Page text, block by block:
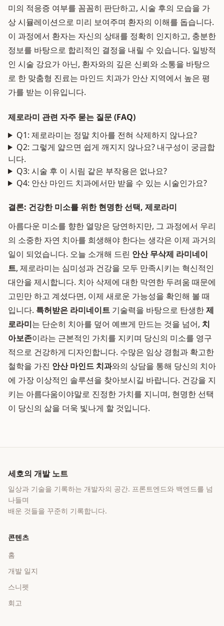
미의 적응증 여부를 꼼꼼히 판단하고, 시술 후의 모습을 가
상 시뮬레이션으로 미리 보여주며 환자의 이해를 돕습니다.
이 과정에서 환자는 자신의 상태를 정확히 인지하고, 충분한
정보를 바탕으로 합리적인 결정을 내릴 수 있습니다. 일방적
인 시술 강요가 아닌, 환자와의 깊은 신뢰와 소통을 바탕으
로 한 맞춤형 진료는 마인드 치과가 안산 지역에서 높은 평
가를 받는 이유입니다.
제로라미 관련 자주 묻는 질문 (FAQ)
Q1: 제로라미는 정말 치아를 전혀 삭제하지 않나요?
Q2: 그렇게 얇으면 쉽게 깨지지 않나요? 내구성이 궁금합
니다.
Q3: 시술 후 이 시림 같은 부작용은 없나요?
Q4: 안산 마인드 치과에서만 받을 수 있는 시술인가요?
결론: 건강한 미소를 위한 현명한 선택, 제로라미
아름다운 미소를 향한 열망은 당연하지만, 그 과정에서 우리
의 소중한 자연 치아를 희생해야 한다는 생각은 이제 과거의
일이 되었습니다. 오늘 소개해 드린 안산 무삭제 라미네이
트, 제로라미는 심미성과 건강을 모두 만족시키는 혁신적인
대안을 제시합니다. 치아 삭제에 대한 막연한 두려움 때문에
고민만 하고 계셨다면, 이제 새로운 가능성을 확인해 볼 때
입니다. 특허받은 라미네이트 기술력을 바탕으로 탄생한제
로라미는 단순히 치아를 덮어 예쁘게 만드는 것을 넘어, 치
아보존이라는 근본적인 가치를 지키며 당신의 미소를 영구
적으로 건강하게 디자인합니다. 수많은 임상 경험과 확고한
철학을 가진 안산 마인드 치과와의 상담을 통해 당신의 치아
에 가장 이상적인 솔루션을 찾아보시길 바랍니다. 건강을 지
키는 아름다움이야말로 진정한 가치를 지니며, 현명한 선택
이 당신의 삶을 더욱 빛나게 할 것입니다.
세호의 개발 노트
일상과 기술을 기록하는 개발자의 공간. 프론트엔드와 백엔드를 넘
나들며
배운 것들을 꾸준히 기록합니다.
콘텐츠
홈
개발 일지
스니펫
회고